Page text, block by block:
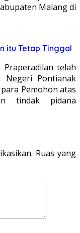
Malang di
itu Tetap Tinggal
Praperadilan telah
Negeri Pontianak
Pemohon atas
tindak pidana
Ruas yang